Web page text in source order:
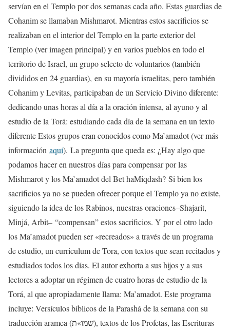
servían en el Templo por dos semanas cada año. Estas guardias de
Cohanim se llamaban Mishmarot. Mientras estos sacrificios se
realizaban en el interior del Templo en la parte exterior del
Templo (ver imagen principal) y en varios pueblos en todo el
territorio de Israel, un grupo selecto de voluntarios (también
divididos en 24 guardias), en su mayoría israelitas, pero también
Cohanim y Levitas, participaban de un Servicio Divino diferente:
dedicando unas horas al día a la oración intensa, al ayuno y al
estudio de la Torá: estudiando cada día de la semana en un texto
diferente Estos grupos eran conocidos como Ma’amadot (ver más
información aquí). La pregunta que queda es: ¿Hay algo que
podamos hacer en nuestros días para compensar por las
Mishmarot y los Ma’amadot del Bet haMiqdash? Si bien los
sacrificios ya no se pueden ofrecer porque el Templo ya no existe,
siguiendo la idea de los Rabinos, nuestras oraciones–Shajarit,
Minjá, Arbit– “compensan” estos sacrificios. Y por el otro lado
los Ma’amadot pueden ser «recreados» a través de un programa
de estudio, un curriculum de Tora, con textos que sean recitados y
estudiados todos los días. El autor exhorta a sus hijos y a sus
lectores a adoptar un régimen de cuatro horas de estudio de la
Torá, al que apropiadamente llama: Ma’amadot. Este programa
incluye: Versículos bíblicos de la Parashá de la semana con su
traducción aramea (שמו»ת), textos de los Profetas, las Escrituras